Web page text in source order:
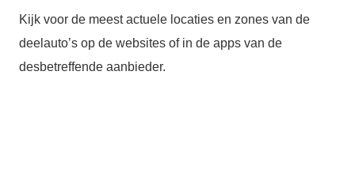
Kijk voor de meest actuele locaties en zones van de
deelauto’s op de websites of in de apps van de
desbetreffende aanbieder.